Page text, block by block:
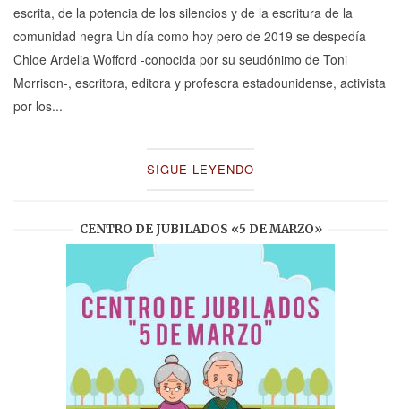
escrita, de la potencia de los silencios y de la escritura de la
comunidad negra Un día como hoy pero de 2019 se despedía
Chloe Ardelia Wofford -conocida por su seudónimo de Toni
Morrison-, escritora, editora y profesora estadounidense, activista
por los...
SIGUE LEYENDO
CENTRO DE JUBILADOS «5 DE MARZO»